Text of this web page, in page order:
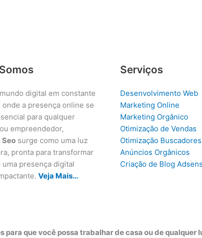
digital em constante
onde a presença online se
para qualquer
empreendedor,
surge como uma luz
pronta para transformar
uma presença digital
Veja Mais…
Serviços
Desenvolvimento Web
Marketing Online
Marketing Orgânico
Otimização de Vendas
Otimização Buscadores
Anúncios Orgânicos
Criação de Blog
que você possa trabalhar de casa ou de